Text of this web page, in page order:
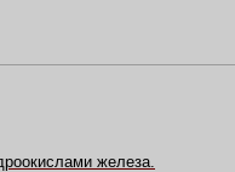
железа.